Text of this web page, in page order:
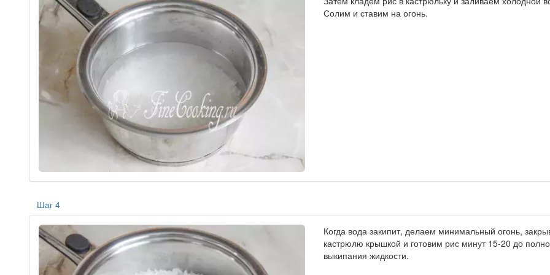
Солим и ставим на огонь.
Шаг 4
Когда вода закипит, делаем минимальный огонь,
кастрюлю крышкой и готовим рис минут 15-20 до
выкипания жидкости.